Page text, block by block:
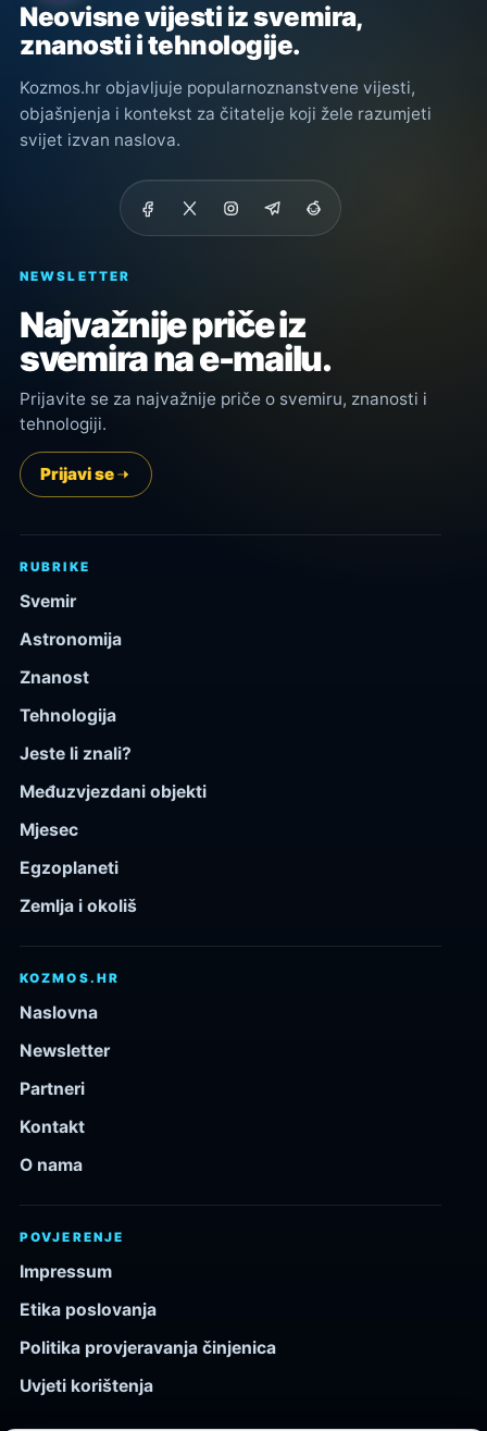
Neovisne vijesti iz svemira,
znanosti i tehnologije.
Kozmos.hr objavljuje popularnoznanstvene vijesti,
objašnjenja i kontekst za čitatelje koji žele razumjeti
svijet izvan naslova.
NEWSLETTER
Najvažnije priče iz
svemira na e-mailu.
Prijavite se za najvažnije priče o svemiru, znanosti i
tehnologiji.
Prijavi se
RUBRIKE
Svemir
Astronomija
Znanost
Tehnologija
Jeste li znali?
Međuzvjezdani objekti
Mjesec
Egzoplaneti
Zemlja i okoliš
KOZMOS.HR
Naslovna
Newsletter
Partneri
Kontakt
O nama
POVJERENJE
Impressum
Etika poslovanja
Politika provjeravanja činjenica
Uvjeti korištenja